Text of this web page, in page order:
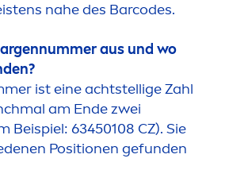
nahe des Barcodes.
aus und wo
ist eine achtstellige Zahl
am Ende zwei
Beispiel: 63450108 CZ). Sie
Positionen gefunden